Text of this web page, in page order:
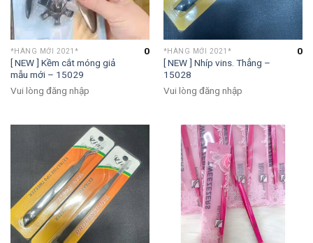
*HÀNG MỚI 2021*
[ NEW ] Kềm cắt móng giả
mẫu mới – 15029
0
Vui lòng đăng nhập
*HÀNG MỚI 2021*
[ NEW ] Nhíp vins. Thẳng –
15028
0
Vui lòng đăng nhập